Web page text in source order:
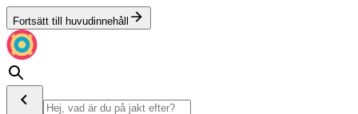
Fortsätt till huvudinnehåll